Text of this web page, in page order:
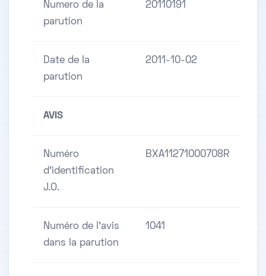
Numero de la
parution
20110191
Date de la
parution
2011-10-02
AVIS
Numéro
d'identification
J.O.
BXA11271000708R
Numéro de l'avis
dans la parution
1041